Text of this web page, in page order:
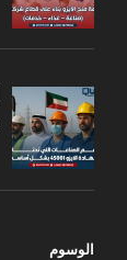
الوسوم